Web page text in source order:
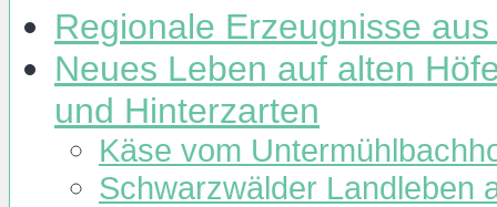
Regionale Erzeugnisse
Neues Leben auf alten
und Hinterzarten
Käse vom
Schwarzwälder Landleben